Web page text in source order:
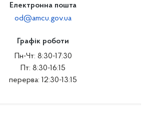
Електронна пошта
od@amcu.gov.ua
Графік роботи
Пн-Чт: 8:30-17:30
Пт: 8:30-16:15
перерва: 12:30-13:15